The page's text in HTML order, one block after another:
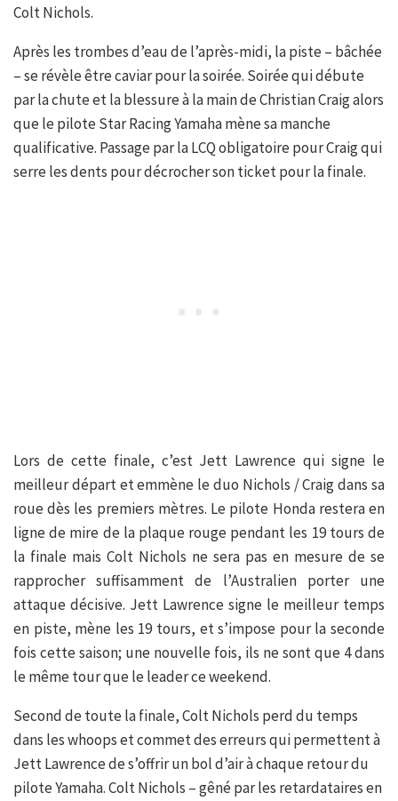
Colt Nichols.
Après les trombes d’eau de l’après-midi, la piste – bâchée
– se révèle être caviar pour la soirée. Soirée qui débute
par la chute et la blessure à la main de Christian Craig alors
que le pilote Star Racing Yamaha mène sa manche
qualificative. Passage par la LCQ obligatoire pour Craig qui
serre les dents pour décrocher son ticket pour la finale.
Lors de cette finale, c’est Jett Lawrence qui signe le
meilleur départ et emmène le duo Nichols / Craig dans sa
roue dès les premiers mètres. Le pilote Honda restera en
ligne de mire de la plaque rouge pendant les 19 tours de
la finale mais Colt Nichols ne sera pas en mesure de se
rapprocher suffisamment de l’Australien porter une
attaque décisive. Jett Lawrence signe le meilleur temps
en piste, mène les 19 tours, et s’impose pour la seconde
fois cette saison; une nouvelle fois, ils ne sont que 4 dans
le même tour que le leader ce weekend.
Second de toute la finale, Colt Nichols perd du temps
dans les whoops et commet des erreurs qui permettent à
Jett Lawrence de s’offrir un bol d’air à chaque retour du
pilote Yamaha. Colt Nichols – gêné par les retardataires en